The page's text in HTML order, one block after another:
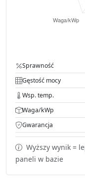
Sprawność
Gęstość mocy
Wsp. temp.
Waga/kWp
Gwarancja
Wyższy wynik =
paneli w bazie